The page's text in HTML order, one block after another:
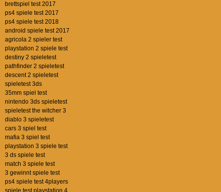
brettspiel test 2017
ps4 spiele test 2017
ps4 spiele test 2018
android spiele test 2017
agricola 2 spieler test
playstation 2 spiele test
destiny 2 spieletest
pathfinder 2 spieletest
descent 2 spieletest
spieletest 3ds
35mm spiel test
nintendo 3ds spieletest
spieletest the witcher 3
diablo 3 spieletest
cars 3 spiel test
mafia 3 spiel test
playstation 3 spiele test
3 ds spiele test
match 3 spiele test
3 gewinnt spiele test
ps4 spiele test 4players
spiele test playstation 4